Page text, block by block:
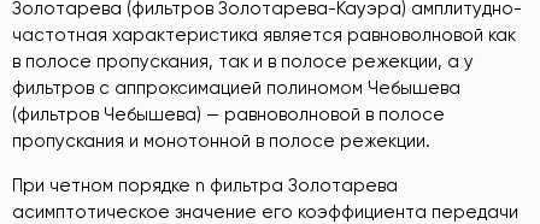
Золотарева (фильтров Золотарева-Кауэра) амплитудно-
частотная характеристика является равноволновой как
в полосе пропускания, так и в полосе режекции, а у
фильтров с аппроксимацией полиномом Чебышева
(фильтров Чебышева) — равноволновой в полосе
пропускания и монотонной в полосе режекции.
При четном порядке n фильтра Золотарева
асимптотическое значение его коэффициента передачи